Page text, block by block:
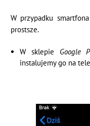
W przypadku
prostsze.
W sklepie Google
instalujemy go na